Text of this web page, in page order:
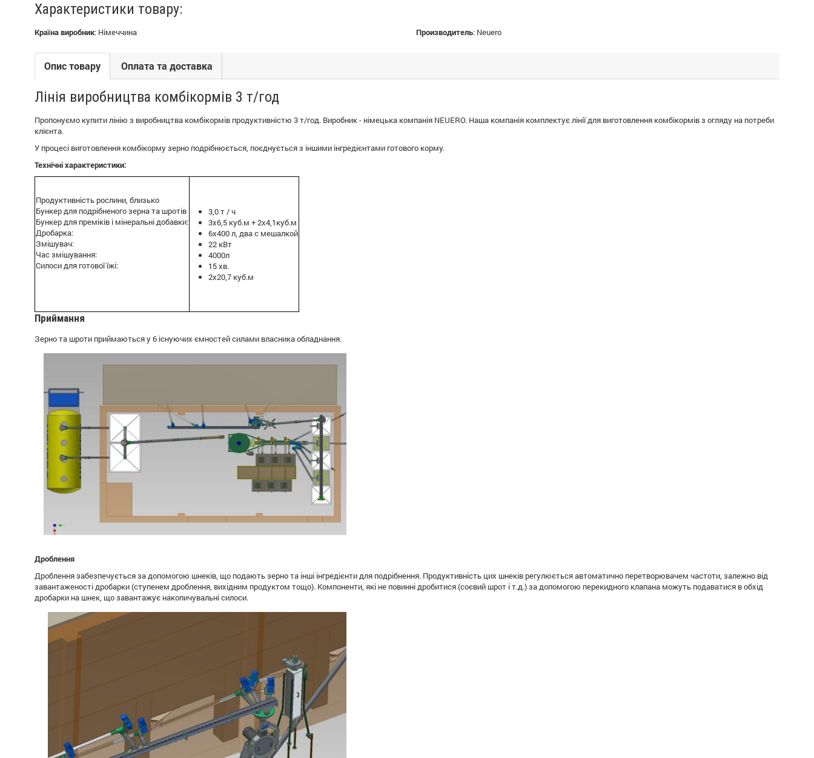
Характеристики товару:
Країна виробник: Німеччина Производитель: Neuero
Опис товару Оплата та доставка
Лінія виробництва комбікормів 3 т/год
Пропонуємо купити лінію з виробництва комбікормів продуктивністю 3 т/год. Виробник - німецька компанія NEUERO. Наша компанія комплектує лінії для виготовлення комбікормів з огляду на потреби
клієнта.
У процесі виготовлення комбікорму зерно подрібнюється, поєднується з іншими інгредієнтами готового корму.
Технічні характеристики:
Продуктивність рослини, близько
Бункер для подрібненого зерна та шротів
Бункер для преміків і мінеральні добавки:
Дробарка:
Змішувач:
Час змішування:
Силоси для готової їжі:
3,0 т / ч
3x6,5 куб.м + 2x4,1куб.м
6x400 л, два с мешалкой
22 кВт
4000л
15 хв.
2х20,7 куб.м
Приймання
Зерно та шроти приймаються у 6 існуючих ємностей силами власника обладнання.
Дроблення
Дроблення забезпечується за допомогою шнеків, що подають зерно та інші інгредієнти для подрібнення. Продуктивність цих шнеків регулюється автоматично перетворювачем частоти, залежно від
завантаженості дробарки (ступенем дроблення, вихідним продуктом тощо). Компоненти, які не повинні дробитися (соєвий шрот і т.д.) за допомогою перекидного клапана можуть подаватися в обхід
дробарки на шнек, що завантажує накопичувальні силоси.